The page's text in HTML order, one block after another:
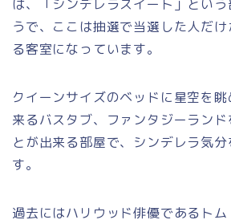
は、「シンデレラスイート」とい
うで、ここは抽選で当選した人だ
る客室になっています。
クイーンサイズのベッドに星空を
来るバスタブ、ファンタジーラン
とが出来る部屋で、シンデレラ気
す。
過去にはハリウッド俳優であるト